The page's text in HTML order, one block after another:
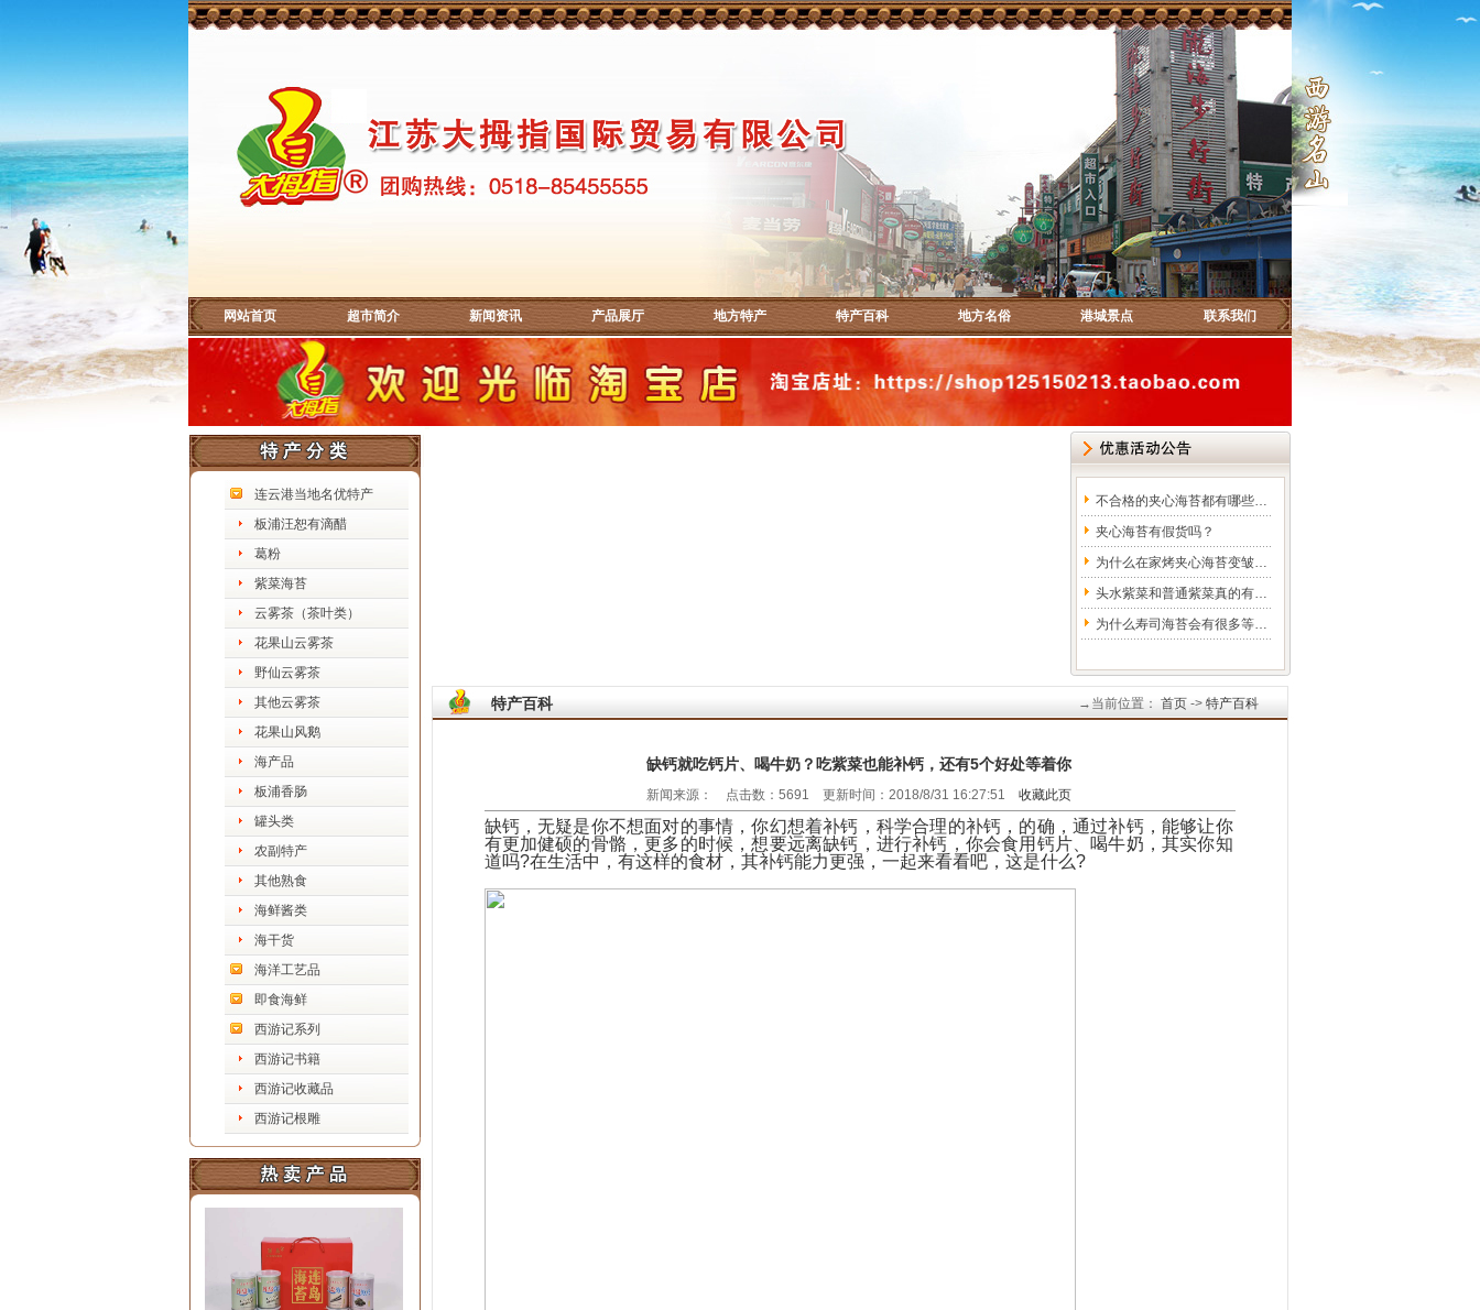
网站首页 超市简介 新闻资讯 产品展厅 地方特产 特产百科 地方名俗 港城景点 联系我们
连云港当地名优特产
板浦汪恕有滴醋
葛粉
紫菜海苔
云雾茶（茶叶类）
花果山云雾茶
野仙云雾茶
其他云雾茶
花果山风鹅
海产品
板浦香肠
罐头类
农副特产
其他熟食
海鲜酱类
海干货
海洋工艺品
即食海鲜
西游记系列
西游记书籍
西游记收藏品
西游记根雕
不合格的夹心海苔都有哪些…
夹心海苔有假货吗？
为什么在家烤夹心海苔变皱…
头水紫菜和普通紫菜真的有…
为什么寿司海苔会有很多等…
特产百科 →当前位置： 首页-> 特产百科
缺钙就吃钙片、喝牛奶？吃紫菜也能补钙，还有5个好处等着你
新闻来源： 点击数：5691 更新时间：2018/8/31 16:27:51 收藏此页
缺钙，无疑是你不想面对的事情，你幻想着补钙，科学合理的补钙，的确，通过补钙，能够让你
有更加健硕的骨骼，更多的时候，想要远离缺钙，进行补钙，你会食用钙片、喝牛奶，其实你知
道吗?在生活中，有这样的食材，其补钙能力更强，一起来看看吧，这是什么?